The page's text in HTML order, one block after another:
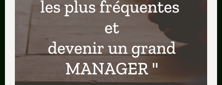
Vous devez être disposé à déplacer votre
expertise à un niveau stratégique supérieur !
D’ailleurs, profitez de cet article pour vous poser
cette question :